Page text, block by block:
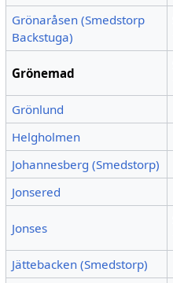
Grönaråsen (Smedstorp
Backstuga)
Grönemad
Grönlund
Helgholmen
Johannesberg (Smedstorp)
Jonsered
Jonses
Jättebacken (Smedstorp)